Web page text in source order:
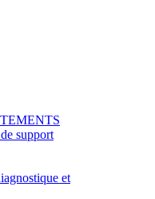
support
et